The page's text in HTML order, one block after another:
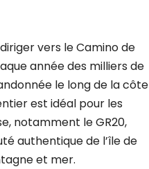
vers le Camino de
année des milliers de
le long de la côte
est idéal pour les
notamment le GR20,
authentique de l’île de
et mer.